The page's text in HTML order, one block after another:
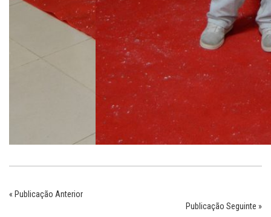
« Publicação Anterior
Publicação Seguinte »